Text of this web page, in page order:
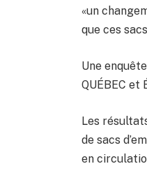
«un
que ces
Une
QUÉBEC et
Les
de sacs
en